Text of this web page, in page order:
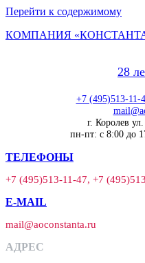
Перейти к содержимому
КОМПАНИЯ
28
+7 (495)513-11-
г. Королев
пн-пт: с 8:00 до
ТЕЛЕФОНЫ
+7 (495)513-11-47, +7
E-MAIL
mail@aoconstanta.ru
АДРЕС